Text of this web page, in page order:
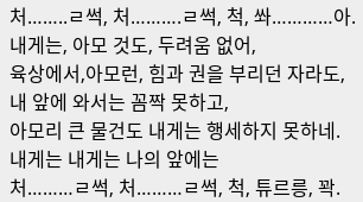
처……..ㄹ썩, 처……….ㄹ썩, 척, 쏴…………아.
내게는, 아모 것도, 두려움 없어,
육상에서,아모런, 힘과 권을 부리던 자라도,
내 앞에 와서는 꼼짝 못하고,
아모리 큰 물건도 내게는 행세하지 못하네.
내게는 내게는 나의 앞에는
처………ㄹ썩, 처………ㄹ썩, 척, 튜르릉, 꽉.